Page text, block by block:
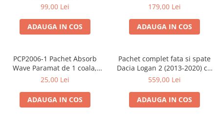
99,00 Lei
ADAUGA IN COS
179,00 Lei
ADAUGA IN COS
PCP2006-1 Pachet Absorb
Wave Paramat de 1 coala,
spuma de 16mm grosime,
25,00 Lei
ADAUGA IN COS
Pachet complet fata si spate
Dacia Logan 2 (2013-2020) cu
boxe Ground Zero Ferrum
559,00 Lei
ADAUGA IN COS